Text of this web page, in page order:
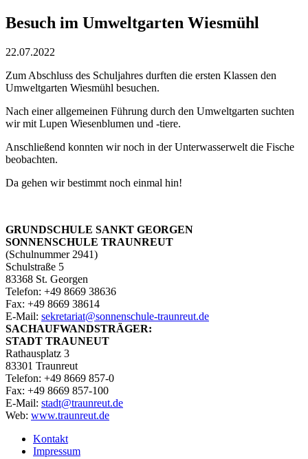
Besuch im Umweltgarten Wiesmühl
22.07.2022
Zum Abschluss des Schuljahres durften die ersten Klassen den
Umweltgarten Wiesmühl besuchen.
Nach einer allgemeinen Führung durch den Umweltgarten suchten
wir mit Lupen Wiesenblumen und -tiere.
Anschließend konnten wir noch in der Unterwasserwelt die Fische
beobachten.
Da gehen wir bestimmt noch einmal hin!
GRUNDSCHULE SANKT GEORGEN
SONNENSCHULE TRAUNREUT
(Schulnummer 2941)
Schulstraße 5
83368 St. Georgen
Telefon: +49 8669 38636
Fax: +49 8669 38614
E‑Mail: sekretariat@sonnenschule-traunreut.de
SACHAUFWANDSTRÄGER:
STADT TRAUNEUT
Rathausplatz 3
83301 Traunreut
Telefon: +49 8669 857-0
Fax: +49 8669 857-100
E‑Mail: stadt@traunreut.de
Web: www.traunreut.de
Kontakt
Impressum